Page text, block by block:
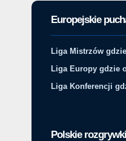
Europejskie
Liga Mistrzów
Liga Europy gdzie
Liga Konferencji
Polskie rozgrywki